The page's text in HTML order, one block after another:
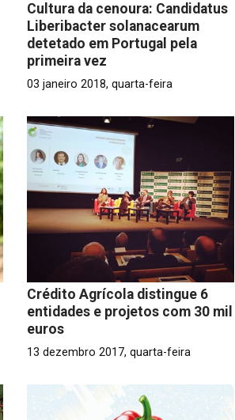
Cultura da cenoura: Candidatus
Liberibacter solanacearum
detetado em Portugal pela
primeira vez
03 janeiro 2018, quarta-feira
Crédito Agrícola distingue 6
entidades e projetos com 30 mil
euros
13 dezembro 2017, quarta-feira